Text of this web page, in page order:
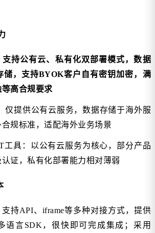
支持公有云、私有化双部署模式，数据
储，支持BYOK客户自有密钥加密，满
高合规要求
仅提供公有云服务，数据存储于海外服
规标准，适配海外业务场景
工具：以公有云服务为核心，部分产品
证，私有化部署能力相对薄弱
持API、iframe等多种对接方式，提供
语言SDK，很快即可完成集成；采用